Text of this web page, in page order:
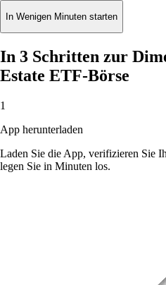
In Wenigen Minuten starten
In 3 Schritten zur
Estate ETF-Börse
1
App herunterladen
Laden Sie die App, verifizieren Sie
legen Sie in Minuten los.